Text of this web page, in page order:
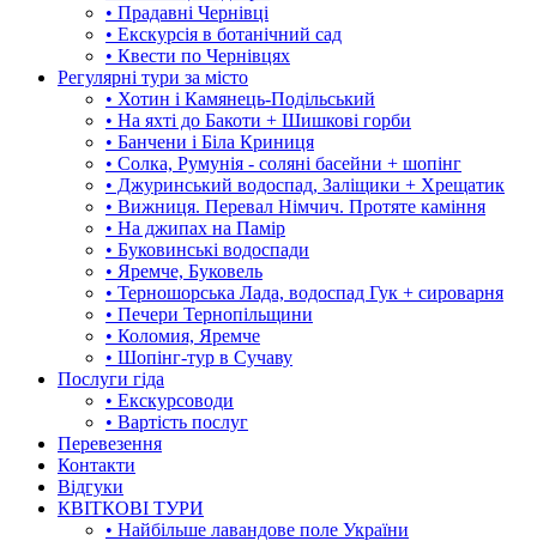
• Прадавні Чернівці
• Екскурсія в ботанічний сад
• Квести по Чернівцях
Регулярні тури за місто
• Хотин і Камянець-Подільський
• На яхті до Бакоти + Шишкові горби
• Банчени і Біла Криниця
• Солка, Румунія - соляні басейни + шопінг
• Джуринський водоспад, Заліщики + Хрещатик
• Вижниця. Перевал Німчич. Протяте каміння
• На джипах на Памір
• Буковинські водоспади
• Яремче, Буковель
• Терношорська Лада, водоспад Гук + сироварня
• Печери Тернопільщини
• Коломия, Яремче
• Шопінг-тур в Сучаву
Послуги гіда
• Екскурсоводи
• Вартість послуг
Перевезення
Контакти
Відгуки
КВІТКОВІ ТУРИ
• Найбільше лавандове поле України